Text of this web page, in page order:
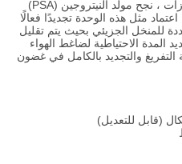
3. استنادًا إلى السمات الملازمة للغازات ، نجح مولد النيتروجين (PSA)
مثل هذه الوحدة تجديدًا فعالًا
للمنخل الجزيئي بحيث يتم تقليل
المدة الاحتياطية لضاغط الهواء
والتجديد بالكامل في غضون